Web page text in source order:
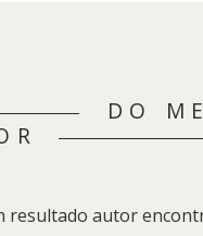
DO
resultado autor